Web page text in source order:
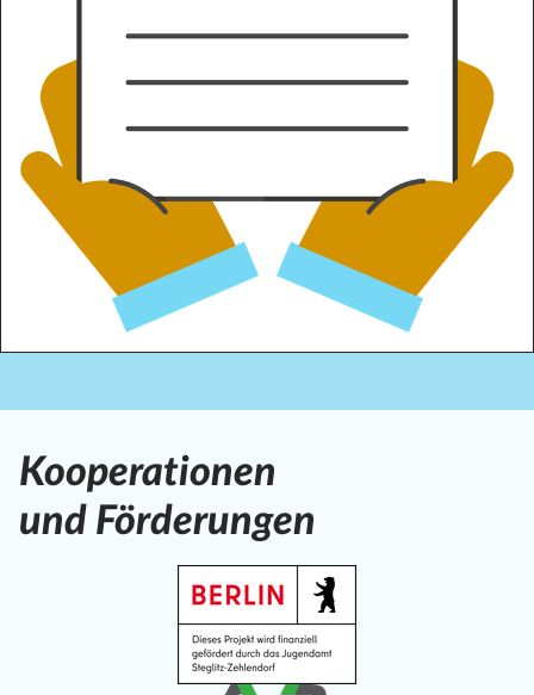
Kooperationen
und Förderungen